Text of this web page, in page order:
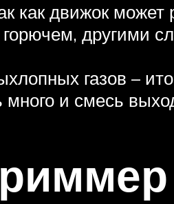
как движок
другими
газов –
и смесь